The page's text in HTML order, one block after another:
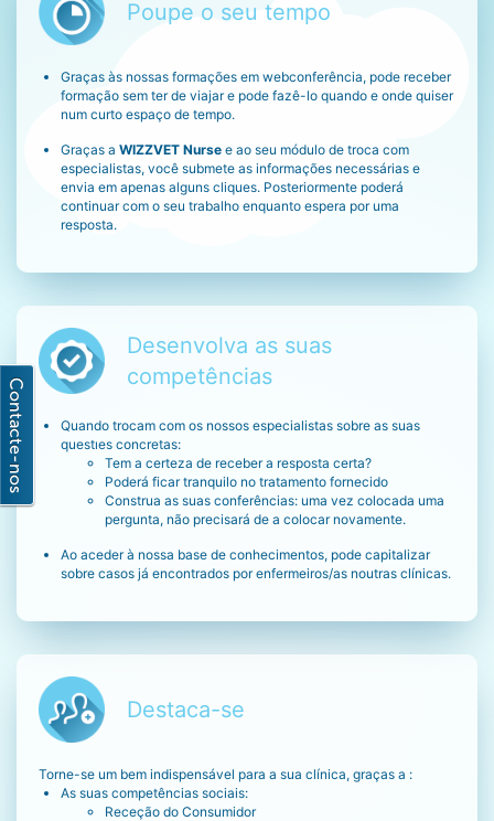
Poupe o seu tempo
Graças às nossas formações em webconferência, pode receber
formação sem ter de viajar e pode fazê-lo quando e onde quiser
num curto espaço de tempo.
Graças a WIZZVET Nurse e ao seu módulo de troca com
especialistas, você submete as informações necessárias e
envia em apenas alguns cliques. Posteriormente poderá
continuar com o seu trabalho enquanto espera por uma
resposta.
Desenvolva as suas
competências
Quando trocam com os nossos especialistas sobre as suas
questıes concretas:
Tem a certeza de receber a resposta certa?
Poderá ficar tranquilo no tratamento fornecido
Construa as suas conferências: uma vez colocada uma
pergunta, não precisará de a colocar novamente.
Ao aceder à nossa base de conhecimentos, pode capitalizar
sobre casos já encontrados por enfermeiros/as noutras clínicas.
Destaca-se
Torne-se um bem indispensável para a sua clínica, graças a :
As suas competências sociais:
Receção do Consumidor